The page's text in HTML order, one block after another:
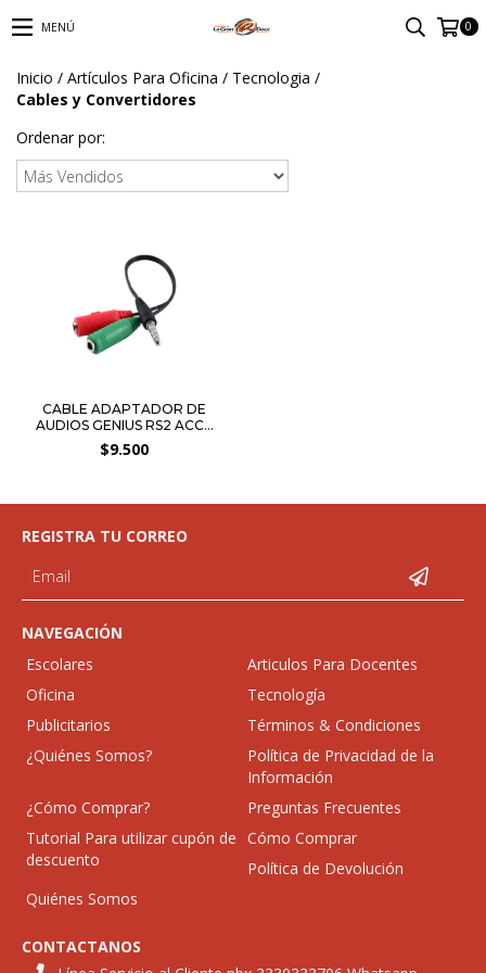
MENÚ 0
Inicio / Artículos Para Oficina / Tecnologia /
Cables y Convertidores
Ordenar por:
CABLE ADAPTADOR DE
AUDIOS GENIUS RS2 ACC...
$9.500
REGISTRA TU CORREO
NAVEGACIÓN
Escolares
Articulos Para Docentes
Oficina
Tecnología
Publicitarios
Términos & Condiciones
¿Quiénes Somos?
Política de Privacidad de la
Información
¿Cómo Comprar?
Preguntas Frecuentes
Tutorial Para utilizar cupón de
descuento
Cómo Comprar
Política de Devolución
Quiénes Somos
CONTACTANOS